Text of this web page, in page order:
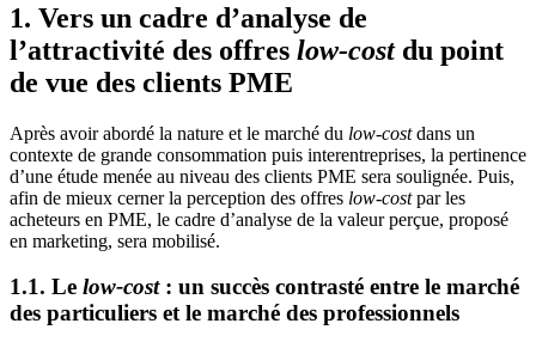
1. Vers un cadre d’analyse de
l’attractivité des offres low-costdu point
de vue des clients PME
Après avoir abordé la nature et le marché du low-costdans un
contexte de grande consommation puis interentreprises, la pertinence
d’une étude menée au niveau des clients PME sera soulignée. Puis,
afin de mieux cerner la perception des offres low-costpar les
acheteurs en PME, le cadre d’analyse de la valeur perçue, proposé
en marketing, sera mobilisé.
1.1. Le low-cost: un succès contrasté entre le marché
des particuliers et le marché des professionnels